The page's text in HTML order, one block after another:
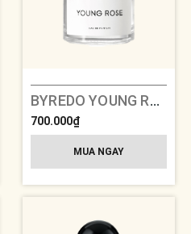
BYREDO YOUNG ROSE
700.000₫
MUA NGAY